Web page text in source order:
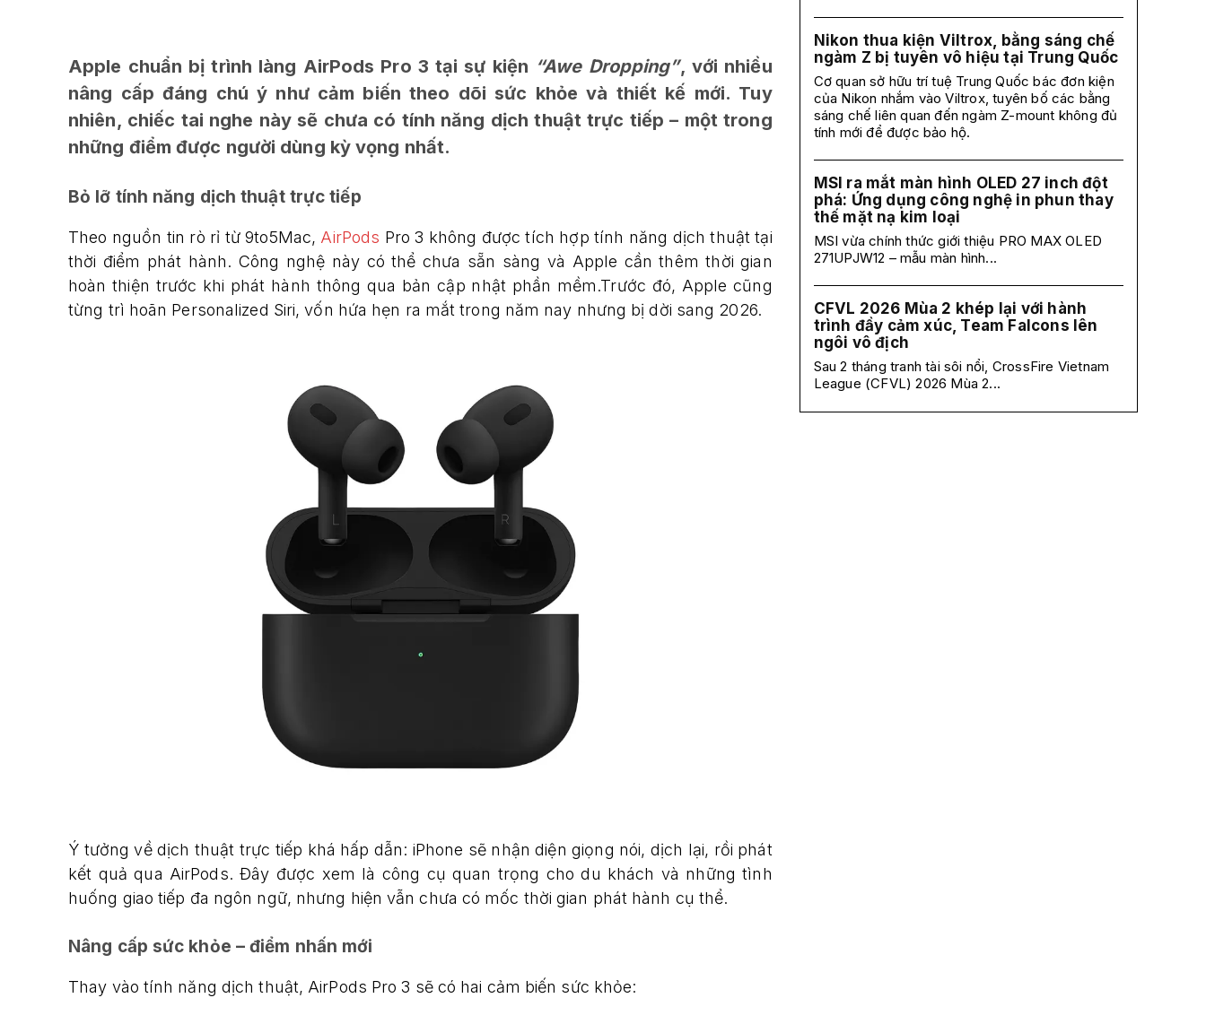
Apple chuẩn bị trình làng AirPods Pro 3 tại sự kiện “Awe Dropping”, với nhiều
nâng cấp đáng chú ý như cảm biến theo dõi sức khỏe và thiết kế mới. Tuy
nhiên, chiếc tai nghe này sẽ chưa có tính năng dịch thuật trực tiếp – một trong
những điểm được người dùng kỳ vọng nhất.
Bỏ lỡ tính năng dịch thuật trực tiếp
Theo nguồn tin rò rỉ từ 9to5Mac, AirPods Pro 3 không được tích hợp tính năng dịch thuật tại
thời điểm phát hành. Công nghệ này có thể chưa sẵn sàng và Apple cần thêm thời gian
hoàn thiện trước khi phát hành thông qua bản cập nhật phần mềm.Trước đó, Apple cũng
từng trì hoãn Personalized Siri, vốn hứa hẹn ra mắt trong năm nay nhưng bị dời sang 2026.
Ý tưởng về dịch thuật trực tiếp khá hấp dẫn: iPhone sẽ nhận diện giọng nói, dịch lại, rồi phát
kết quả qua AirPods. Đây được xem là công cụ quan trọng cho du khách và những tình
huống giao tiếp đa ngôn ngữ, nhưng hiện vẫn chưa có mốc thời gian phát hành cụ thể.
Nâng cấp sức khỏe – điểm nhấn mới
Thay vào tính năng dịch thuật, AirPods Pro 3 sẽ có hai cảm biến sức khỏe:
Nikon thua kiện Viltrox, bằng sáng chế
ngàm Z bị tuyên vô hiệu tại Trung Quốc
Cơ quan sở hữu trí tuệ Trung Quốc bác đơn kiện
của Nikon nhắm vào Viltrox, tuyên bố các bằng
sáng chế liên quan đến ngàm Z-mount không đủ
tính mới để được bảo hộ.
MSI ra mắt màn hình OLED 27 inch đột
phá: Ứng dụng công nghệ in phun thay
thế mặt nạ kim loại
MSI vừa chính thức giới thiệu PRO MAX OLED
271UPJW12 – mẫu màn hình...
CFVL 2026 Mùa 2 khép lại với hành
trình đầy cảm xúc, Team Falcons lên
ngôi vô địch
Sau 2 tháng tranh tài sôi nổi, CrossFire Vietnam
League (CFVL) 2026 Mùa 2...